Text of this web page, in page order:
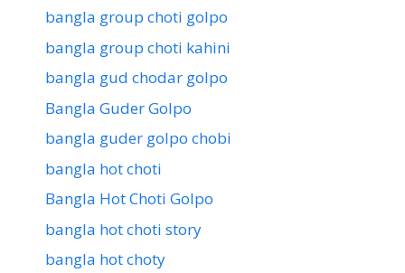
bangla group choti golpo
bangla group choti kahini
bangla gud chodar golpo
Bangla Guder Golpo
bangla guder golpo chobi
bangla hot choti
Bangla Hot Choti Golpo
bangla hot choti story
bangla hot choty